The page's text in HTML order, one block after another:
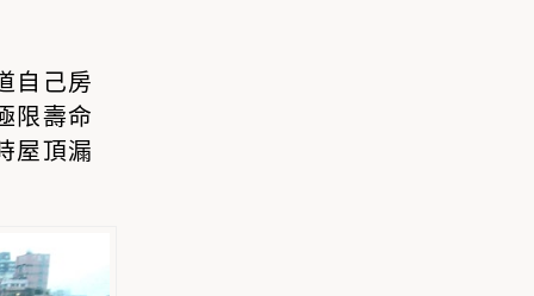
自己房
限壽命
屋頂漏